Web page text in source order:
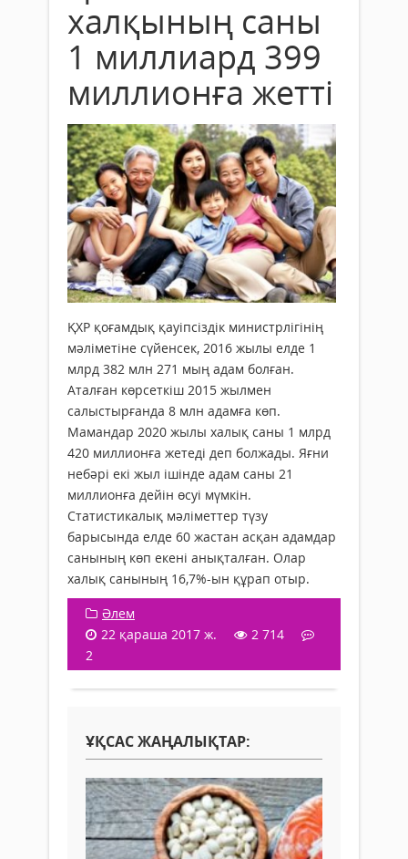
халқының саны
1 миллиард 399
миллионға жетті
ҚХР қоғамдық қауіпсіздік министрлігінің
мәліметіне сүйенсек, 2016 жылы елде 1
млрд 382 млн 271 мың адам болған.
Аталған көрсеткіш 2015 жылмен
салыстырғанда 8 млн адамға көп.
Мамандар 2020 жылы халық саны 1 млрд
420 миллионға жетеді деп болжады. Яғни
небәрі екі жыл ішінде адам саны 21
миллионға дейін өсуі мүмкін.
Статистикалық мәліметтер түзу
барысында елде 60 жастан асқан адамдар
санының көп екені анықталған. Олар
халық санының 16,7%-ын құрап отыр.
Әлем
22 қараша 2017 ж.
2 714
2
ҰҚСАС ЖАҢАЛЫҚТАР: